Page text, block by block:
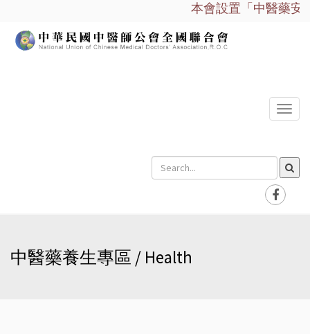
本會設置「中醫藥安
選
中醫藥養生專區 / Health